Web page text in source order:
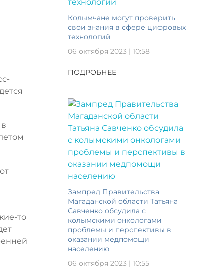
то
Колымчане могут проверить
свои знания в сфере цифровых
технологий
06 октября 2023 | 10:58
ПОДРОБНЕЕ
Зампред Правительства
Магаданской области Татьяна
Савченко обсудила с
колымскими онкологами
проблемы и перспективы в
оказании медпомощи
населению
06 октября 2023 | 10:55